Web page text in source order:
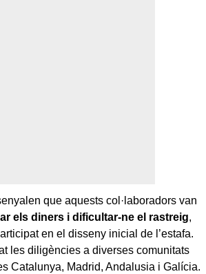
que aquests col·laboradors van
els diners i dificultar-ne el rastreig,
en el disseny inicial de l’estafa.
les diligències a diverses comunitats
Catalunya, Madrid, Andalusia i Galícia.